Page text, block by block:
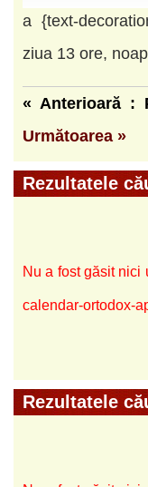
a {text-
ziua 13 ore,
« Anterioară :
Următoarea »
Rezultatele
Nu a fost găsit nici
calendar-ortodox-
Rezultatele